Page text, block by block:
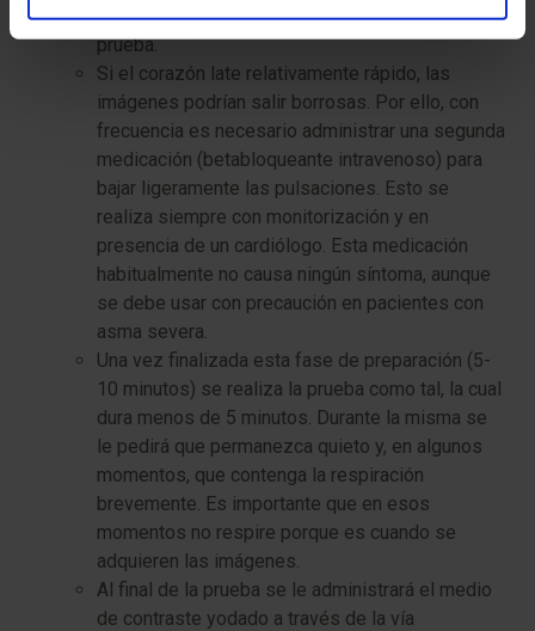
sienten dolor de cabeza autolimitado tras la
prueba.
Si el corazón late relativamente rápido, las
imágenes podrían salir borrosas. Por ello, con
frecuencia es necesario administrar una segunda
medicación (betabloqueante intravenoso) para
bajar ligeramente las pulsaciones. Esto se
realiza siempre con monitorización y en
presencia de un cardiólogo. Esta medicación
habitualmente no causa ningún síntoma, aunque
se debe usar con precaución en pacientes con
asma severa.
Una vez finalizada esta fase de preparación (5-
10 minutos) se realiza la prueba como tal, la cual
dura menos de 5 minutos. Durante la misma se
le pedirá que permanezca quieto y, en algunos
momentos, que contenga la respiración
brevemente. Es importante que en esos
momentos no respire porque es cuando se
adquieren las imágenes.
Al final de la prueba se le administrará el medio
de contraste yodado a través de la vía